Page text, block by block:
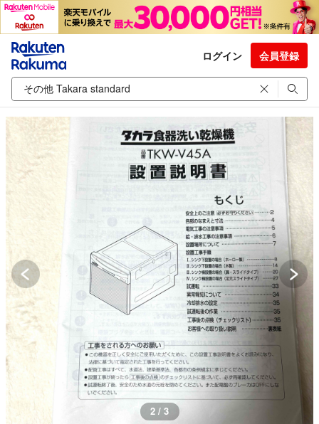
ログイン 会員登録
2 / 3